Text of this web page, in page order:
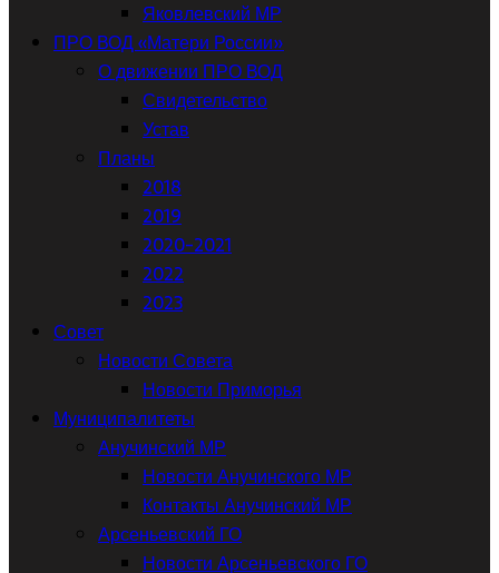
Яковлевский МР
ПРО ВОД «Матери России»
О движении ПРО ВОД
Свидетельство
Устав
Планы
2018
2019
2020-2021
2022
2023
Совет
Новости Совета
Новости Приморья
Муниципалитеты
Анучинский МР
Новости Анучинского МР
Контакты Анучинский МР
Арсеньевский ГО
Новости Арсеньевского ГО